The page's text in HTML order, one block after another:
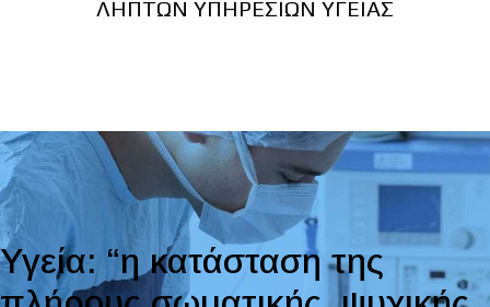
ΛΗΠΤΩΝ ΥΠΗΡΕΣΙΩΝ ΥΓΕΙΑΣ
Υγεία: “η κατάσταση της